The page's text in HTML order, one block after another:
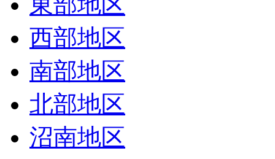
西部地区
南部地区
北部地区
沼南地区